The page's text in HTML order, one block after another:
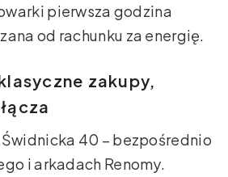
pierwsza godzina
od rachunku za energię.
zakupy,
Świdnicka 40 – bezpośrednio
i arkadach Renomy.